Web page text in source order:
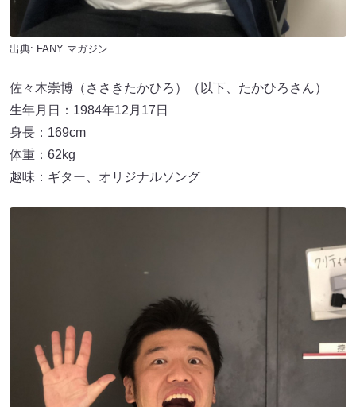
出典: FANY マガジン
佐々木崇博（ささきたかひろ）（以下、たかひろさん）
生年月日：1984年12月17日
身長：169cm
体重：62kg
趣味：ギター、オリジナルソング